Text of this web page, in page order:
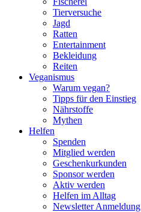
Tierversuche
Jagd
Ratten
Entertainment
Bekleidung
Reiten
Veganismus
Warum vegan?
Tipps für den Einstieg
Nährstoffe
Mythen
Helfen
Spenden
Mitglied werden
Geschenkurkunden
Sponsor werden
Aktiv werden
Helfen im Alltag
Newsletter Anmeldung